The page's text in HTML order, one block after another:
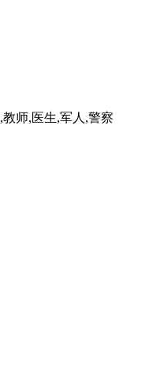
师,医生,军人,警察